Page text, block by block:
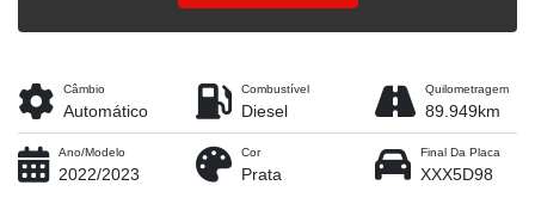
Câmbio
Automático
Combustível
Diesel
Quilometragem
89.949km
Ano/Modelo
2022/2023
Cor
Prata
Final Da Placa
XXX5D98